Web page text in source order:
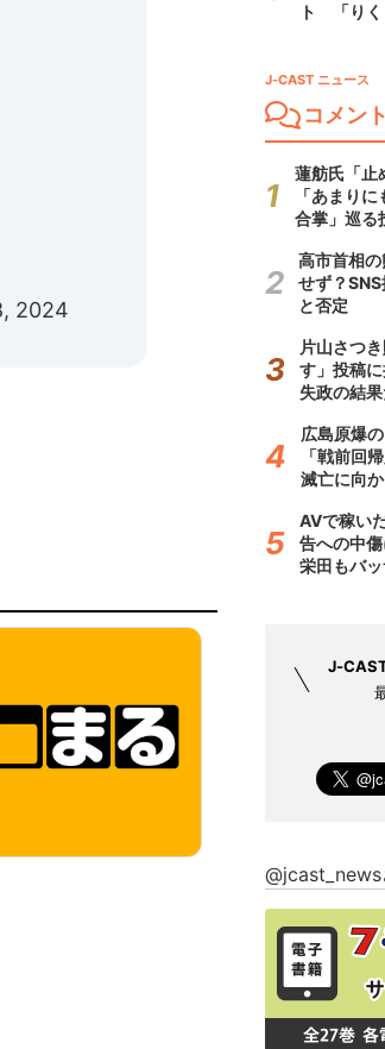
2024
ト 「りく
J-CAST ニュース
コメン
蓮舫氏「止
「あまり
合掌」巡る
高市首相
せず？
と否定
片山さつ
す」投稿
失政の結果
広島原爆
「戦前回
滅亡に向か
AVで稼い
告への中
栄田もバッ
J-
@jcast_news